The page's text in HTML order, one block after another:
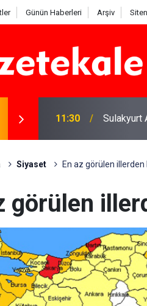
Günün Haberleri Arşiv
11:30 Sulakyurt
Siyaset En az görülen illerden
görülen